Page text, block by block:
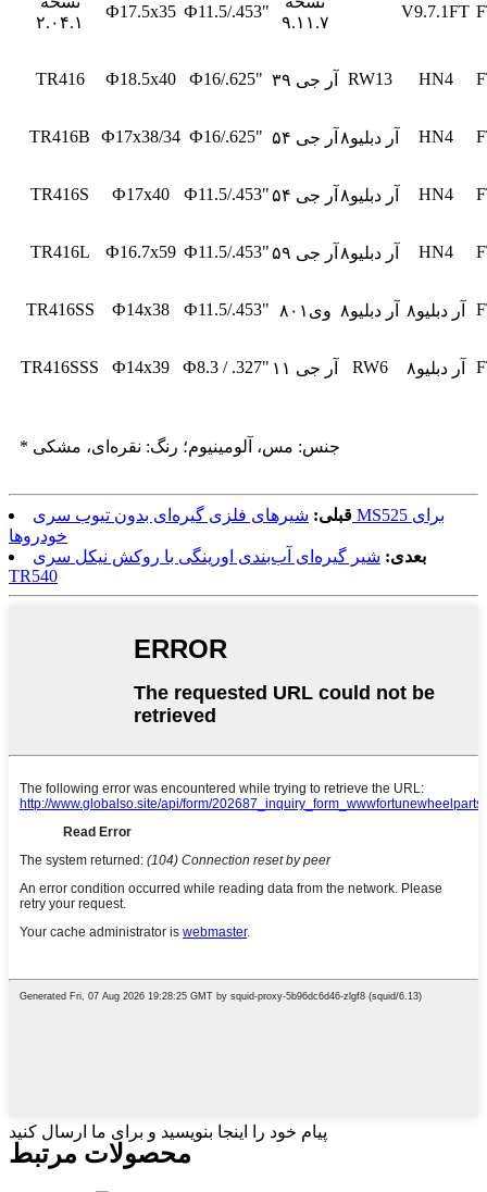
۲.۰۴.۱
Ф17.5x35 Ф11.5/.453"
۹.۱۱.۷
V9.7.1FT
TR416 Ф18.5x40 Ф16/.625" آر جی ۳۹ RW13 HN4
TR416B Ф17x38/34 Ф16/.625" آر جی ۵۴ آر دبلیو۸ HN4
TR416S Ф17x40 Ф11.5/.453" آر جی ۵۴ آر دبلیو۸ HN4
TR416L Ф16.7x59 Ф11.5/.453" آر جی ۵۹ آر دبلیو۸ HN4
TR416SS Ф14x38 Ф11.5/.453" وی۸۰۱ آر دبلیو۸ آر دبلیو۸
TR416SSS Ф14x39 Ф8.3 / .327" آر جی ۱۱ RW6 آر دبلیو۸
* جنس: مس، آلومینیوم؛ رنگ: نقره‌ای، مشکی
قبلی: شیرهای فلزی گیره‌ای بدون تیوب سری MS525 برای
خودروها
بعدی: شیر گیره‌ای آب‌بندی اورینگی با روکش نیکل سری
TR540
پیام خود را اینجا بنویسید و برای ما ارسال کنید
محصولات مرتبط